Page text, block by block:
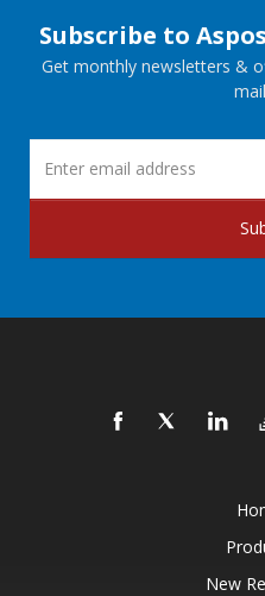
Subscribe to
Get monthly newsletters &
New